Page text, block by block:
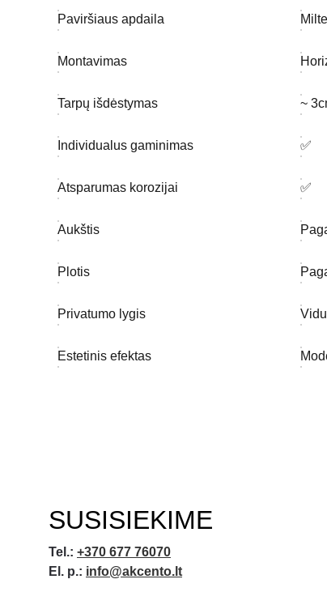
Paviršiaus apdaila
Montavimas
Tarpų išdėstymas ~
Individualus gaminimas ✅
Atsparumas korozijai ✅
Aukštis
Plotis
Privatumo lygis
Estetinis efektas
SUSISIEKIME
Tel.: +370 677 76070
El. p.: info@akcento.lt